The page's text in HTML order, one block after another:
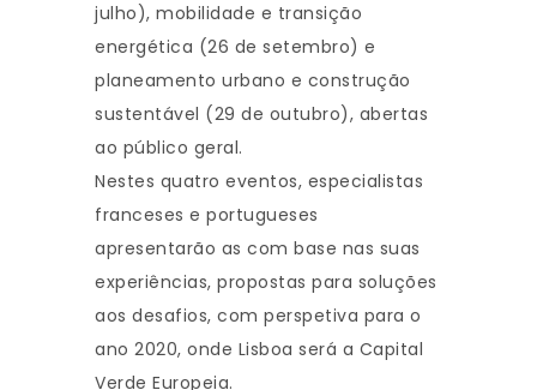
julho), mobilidade e transição
energética (26 de setembro) e
planeamento urbano e construção
sustentável (29 de outubro), abertas
ao público geral.
Nestes quatro eventos, especialistas
franceses e portugueses
apresentarão as com base nas suas
experiências, propostas para soluções
aos desafios, com perspetiva para o
ano 2020, onde Lisboa será a Capital
Verde Europeia.